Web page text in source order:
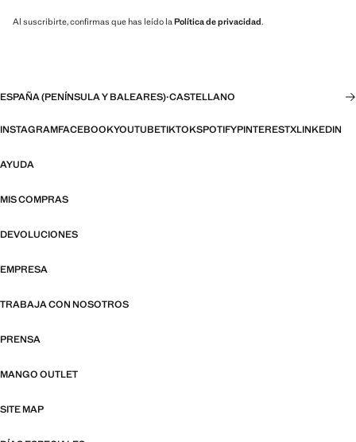
Al suscribirte, confirmas que has leído la Política de privacidad.
ESPAÑA (PENÍNSULA Y BALEARES)·CASTELLANO
INSTAGRAMFACEBOOKYOUTUBETIKTOKSPOTIFYPINTERESTXLINKEDIN
AYUDA
MIS COMPRAS
DEVOLUCIONES
EMPRESA
TRABAJA CON NOSOTROS
PRENSA
MANGO OUTLET
SITE MAP